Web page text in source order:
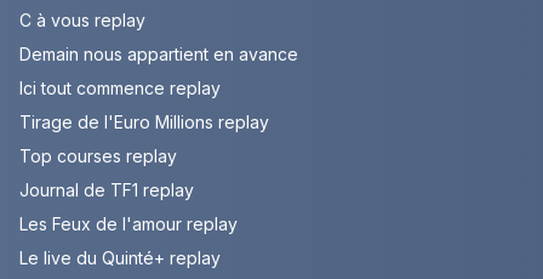
C à vous replay
Demain nous appartient en avance
Ici tout commence replay
Tirage de l'Euro Millions replay
Top courses replay
Journal de TF1 replay
Les Feux de l'amour replay
Le live du Quinté+ replay